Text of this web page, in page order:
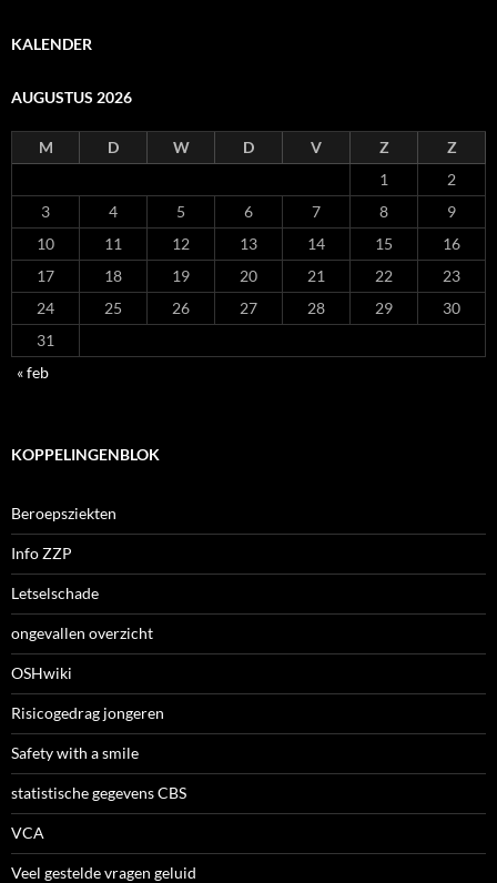
KALENDER
AUGUSTUS 2026
M D W D V Z
Z
1
2
3
4 5 6 7 8
9
10
11 12 13 14 15
16
17
18 19 20 21 22
23
24
25 26 27 28 29
30
31
« feb
KOPPELINGENBLOK
Beroepsziekten
Info ZZP
Letselschade
ongevallen overzicht
OSHwiki
Risicogedrag jongeren
Safety with a smile
statistische gegevens CBS
VCA
Veel gestelde vragen geluid